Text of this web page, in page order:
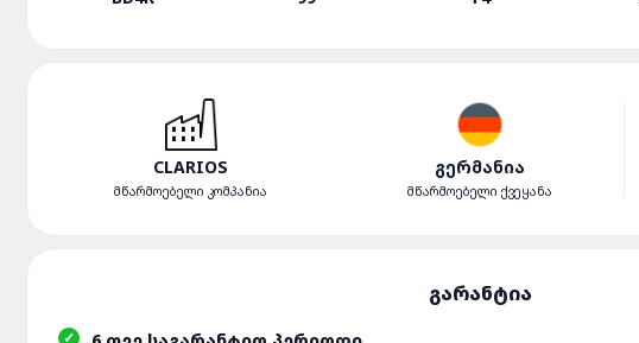
CLARIOS
ᲛᲬᲐᲠᲛᲝᲔᲑᲔᲚᲘ ᲙᲝᲛᲞᲐᲜᲘᲐ
ᲒᲔᲠᲛᲐᲜᲘᲐ
ᲛᲬᲐᲠᲛᲝᲔᲑᲔᲚᲘ ᲥᲕᲔᲧᲐᲜᲐ